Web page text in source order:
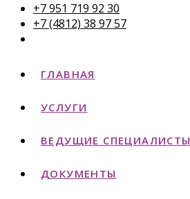
+7 951 719 92 30
+7 (4812) 38 97 57
ГЛАВНАЯ
УСЛУГИ
ВЕДУЩИЕ СПЕЦИАЛИСТЫ
ДОКУМЕНТЫ